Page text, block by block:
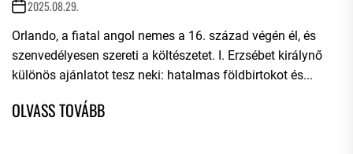
2025.08.29.
Orlando, a fiatal angol nemes a 16. század végén él, és
szenvedélyesen szereti a költészetet. I. Erzsébet királynő
különös ajánlatot tesz neki: hatalmas földbirtokot és...